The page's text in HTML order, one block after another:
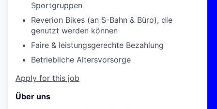
Sportgruppen
Reverion Bikes (an S-Bahn & Büro), die
genutzt werden können
Faire & leistungsgerechte Bezahlung
Betriebliche Altersvorsorge
Apply for this job
Über uns